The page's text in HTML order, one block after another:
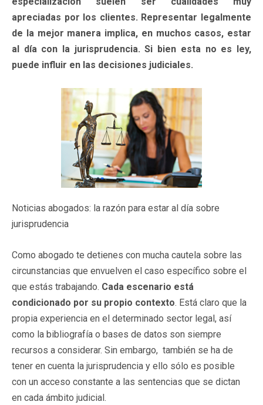
apreciadas por los clientes. Representar legalmente
de la mejor manera implica, en muchos casos, estar
al día con la jurisprudencia. Si bien esta no es ley,
puede influir en las decisiones judiciales.
Noticias abogados: la razón para estar al día sobre
jurisprudencia
Como abogado te detienes con mucha cautela sobre las
circunstancias que envuelven el caso específico sobre el
que estás trabajando. Cada escenario está
condicionado por su propio contexto. Está claro que la
propia experiencia en el determinado sector legal, así
como la bibliografía o bases de datos son siempre
recursos a considerar. Sin embargo, también se ha de
tener en cuenta la jurisprudencia y ello sólo es posible
con un acceso constante a las sentencias que se dictan
en cada ámbito judicial.